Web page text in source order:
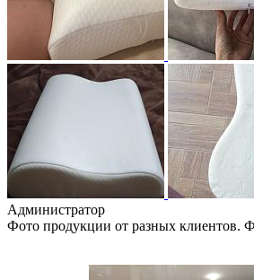
Администратор
Фото продукции от разных клиентов.